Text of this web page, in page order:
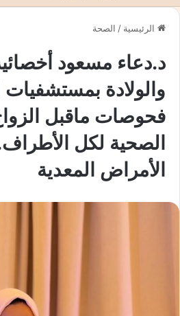
الرئيسية / الصحة
د.دعاء مسعود
والولادة
فحوصات ماقبل
الصحية لكل
الأمراض المعدية